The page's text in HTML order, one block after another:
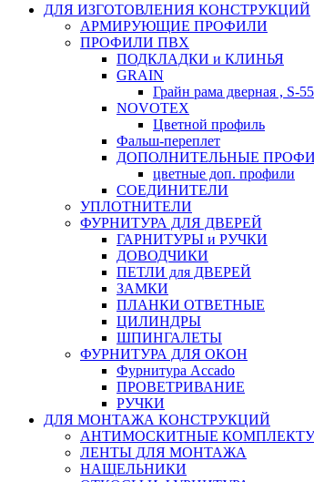
ДЛЯ ИЗГОТОВЛЕНИЯ КОНСТРУКЦИЙ
АРМИРУЮЩИЕ ПРОФИЛИ
ПРОФИЛИ ПВХ
ПОДКЛАДКИ и КЛИНЬЯ
GRAIN
Грайн рама дверная , S-
NOVOTEX
Цветной профиль
Фальш-переплет
ДОПОЛНИТЕЛЬНЫЕ
цветные доп. профили
СОЕДИНИТЕЛИ
УПЛОТНИТЕЛИ
ФУРНИТУРА ДЛЯ ДВЕРЕЙ
ГАРНИТУРЫ и РУЧКИ
ДОВОДЧИКИ
ПЕТЛИ для ДВЕРЕЙ
ЗАМКИ
ПЛАНКИ ОТВЕТНЫЕ
ЦИЛИНДРЫ
ШПИНГАЛЕТЫ
ФУРНИТУРА ДЛЯ ОКОН
Фурнитура Accado
ПРОВЕТРИВАНИЕ
РУЧКИ
ДЛЯ МОНТАЖА КОНСТРУКЦИЙ
АНТИМОСКИТНЫЕ
ЛЕНТЫ ДЛЯ МОНТАЖА
НАЩЕЛЬНИКИ